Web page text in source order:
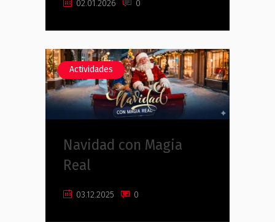
02.01.2026 0
Actividades
Navidad con Magia
Real
03.12.2025 0